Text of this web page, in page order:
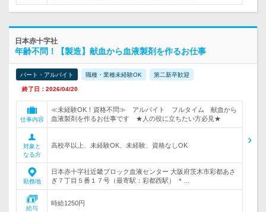
日本赤十字社
年齢不問！【製造】献血から血液製剤を作るお仕事
パート・アルバイト 職種・業種未経験OK 第二新卒歓迎
終了日：2026/04/20
仕事内容
≪未経験OK！資格不問≫ アルバイト フルタイム 献血から
血液製剤を作るお仕事です ★人の役に立ちたい方必見★
対象と
なる方
高校卒以上、未経験OK、未経験、資格なしOK
勤務地
日本赤十字社近畿ブロック血液センター 大阪府茨木市彩都あさ
ぎ７丁目５番１７号（最寄駅：彩都西駅） ＊…
給与
時給1250円